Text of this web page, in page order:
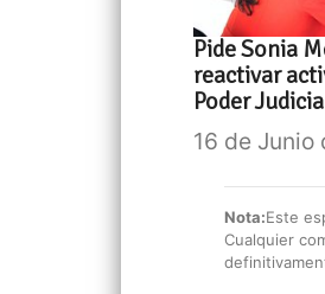
Pide Sonia
reactivar
Poder
16 de Junio
Nota:Este
Cualquier